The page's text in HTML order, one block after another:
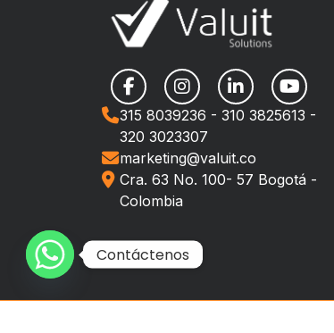
315 8039236 - 310 3825613 -
320 3023307
marketing@valuit.co
Cra. 63 No. 100- 57 Bogotá -
Colombia
Contáctenos